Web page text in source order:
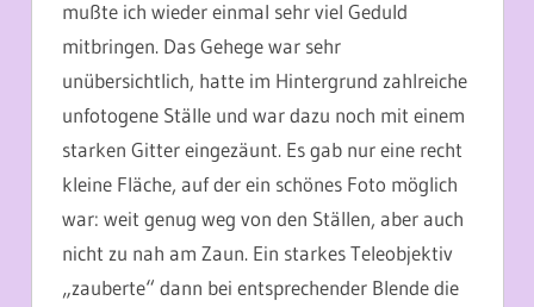
mußte ich wieder einmal sehr viel Geduld
mitbringen. Das Gehege war sehr
unübersichtlich, hatte im Hintergrund zahlreiche
unfotogene Ställe und war dazu noch mit einem
starken Gitter eingezäunt. Es gab nur eine recht
kleine Fläche, auf der ein schönes Foto möglich
war: weit genug weg von den Ställen, aber auch
nicht zu nah am Zaun. Ein starkes Teleobjektiv
„zauberte“ dann bei entsprechender Blende die